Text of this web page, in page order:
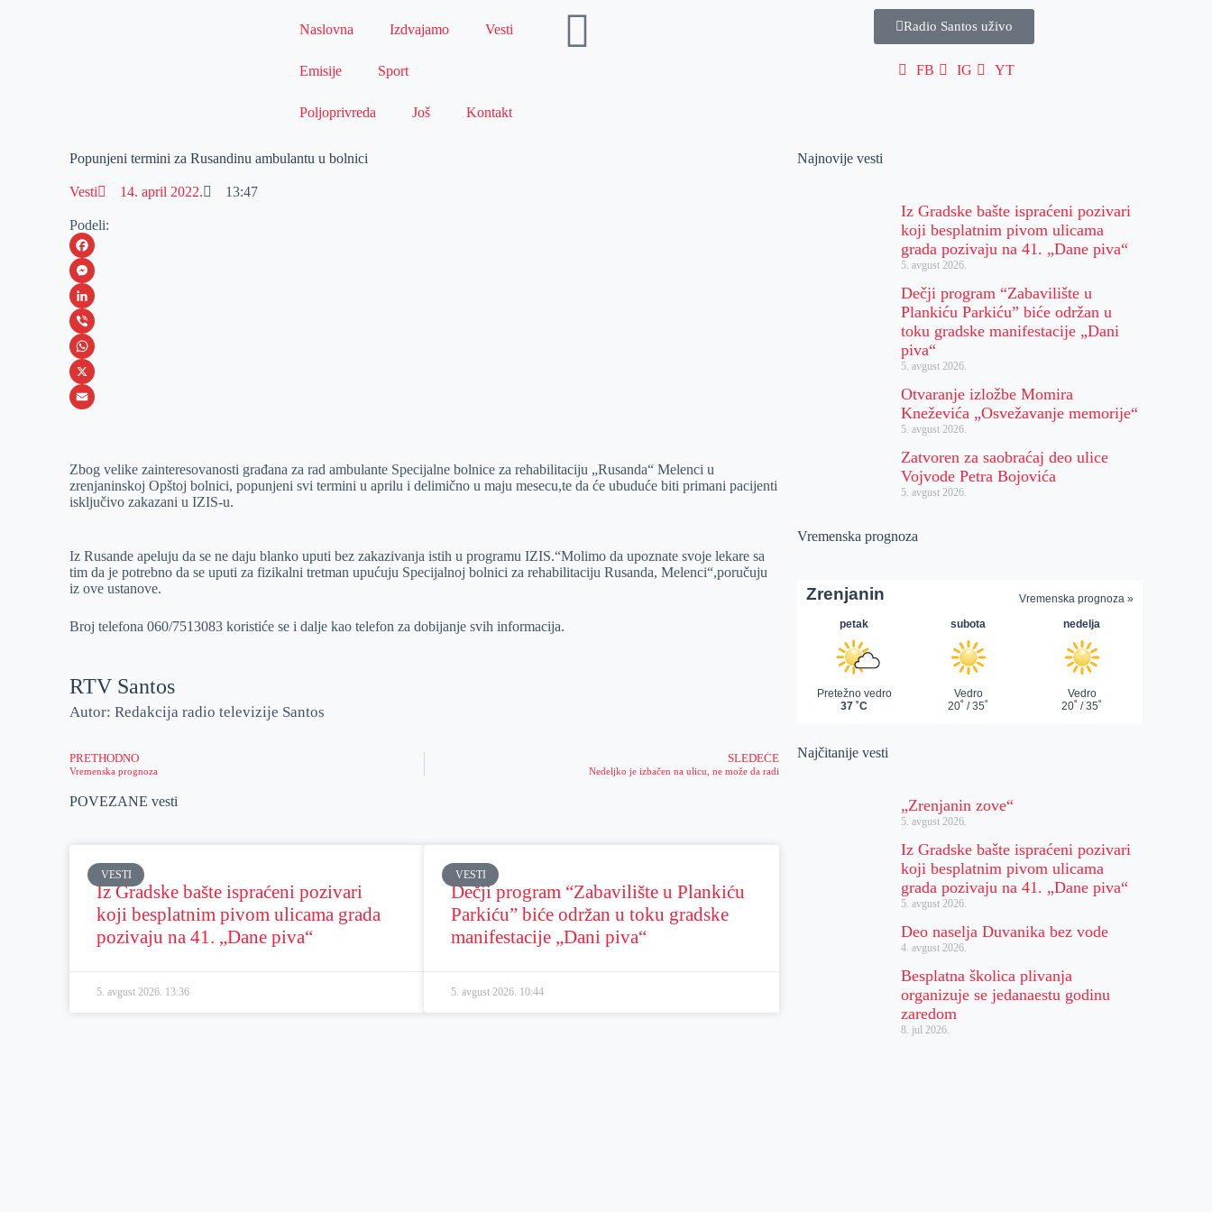
Naslovna Izdvajamo Vesti
Emisije Sport
Poljoprivreda Još Kontakt
Radio Santos uživo
FB IG YT
Popunjeni termini za Rusandinu ambulantu u bolnici
Vesti 14. april 2022. 13:47
Podeli:
F
a
c
e
b
o
M
e
s
s
e
e
r
L
i
n
k
I
n
V
i
b
W
h
s
A
p
X
a
i
Zbog velike zainteresovanosti građana za rad ambulante Specijalne bolnice za rehabilitaciju „Rusanda“ Melenci u
zrenjaninskoj Opštoj bolnici, popunjeni svi termini u aprilu i delimično u maju mesecu,te da će ubuduće biti primani pacijenti
isključivo zakazani u IZIS-u.
Iz Rusande apeluju da se ne daju blanko uputi bez zakazivanja istih u programu IZIS.“Molimo da upoznate svoje lekare sa
tim da je potrebno da se uputi za fizikalni tretman upućuju Specijalnoj bolnici za rehabilitaciju Rusanda, Melenci“,poručuju
iz ove ustanove.
Broj telefona 060/7513083 koristiće se i dalje kao telefon za dobijanje svih informacija.
RTV Santos
Autor: Redakcija radio televizije Santos
PRETHODNO
Vremenska prognoza
SLEDEĆE
Nedeljko je izbačen na ulicu, ne može da radi
POVEZANE vesti
VESTI
Iz Gradske bašte ispraćeni pozivari
koji besplatnim pivom ulicama grada
pozivaju na 41. „Dane piva“
5. avgust 2026. 13:36
VESTI
Dečji program “Zabavilište u Plankiću
Parkiću” biće održan u toku gradske
manifestacije „Dani piva“
5. avgust 2026. 10:44
Najnovije vesti
Iz Gradske bašte ispraćeni pozivari
koji besplatnim pivom ulicama
grada pozivaju na 41. „Dane piva“
5. avgust 2026.
Dečji program “Zabavilište u
Plankiću Parkiću” biće održan u
toku gradske manifestacije „Dani
piva“
5. avgust 2026.
Otvaranje izložbe Momira
Kneževića „Osvežavanje memorije“
5. avgust 2026.
Zatvoren za saobraćaj deo ulice
Vojvode Petra Bojovića
5. avgust 2026.
Vremenska prognoza
Najčitanije vesti
„Zrenjanin zove“
5. avgust 2026.
Iz Gradske bašte ispraćeni pozivari
koji besplatnim pivom ulicama
grada pozivaju na 41. „Dane piva“
5. avgust 2026.
Deo naselja Duvanika bez vode
4. avgust 2026.
Besplatna školica plivanja
organizuje se jedanaestu godinu
zaredom
8. jul 2026.